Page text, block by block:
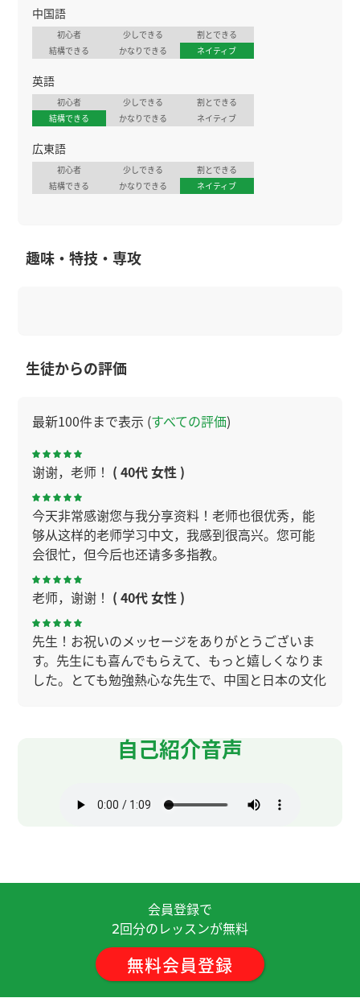
中国語
初心者 少しできる
割とできる
結構できる
かなりできる ネイティブ
英語
初心者 少しできる
割とできる
結構できる
かなりできる ネイティブ
広東語
初心者 少しできる
割とできる
結構できる
かなりできる ネイティブ
趣味・特技・専攻
生徒からの評価
最新100件まで表示 (すべての評価)
谢谢，老师！ ( 40代 女性 )
今天非常感谢您与我分享资料！老师也很优秀，能
够从这样的老师学习中文，我感到很高兴。您可能
会很忙，但今后也还请多多指教。
老师，谢谢！ ( 40代 女性 )
先生！お祝いのメッセージをありがとうございま
す。先生にも喜んでもらえて、もっと嬉しくなりま
した。とても勉強熱心な先生で、中国と日本の文化
強されています。先生はとても生徒のことを考えて
います。生徒の理解する力を推測して中国語で質問
で、自分のやりたいことを言葉にして伝えなければ
コミュニケーションはできないのではないでしょ
のない話題を続けられた。
先生のおかげでHSK４級に合格することができま
した。CCレッスンを始めてから１年と１０か月、
自己紹介音声
会員登録で
2回分のレッスンが無料
無料会員登録